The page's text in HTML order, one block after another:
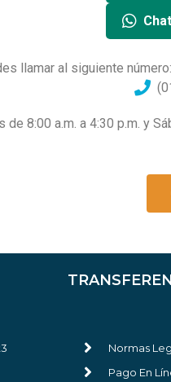
llamar al siguiente número:
de 8:00 a.m. a 4:30 p.m. y
Normas
Pago En